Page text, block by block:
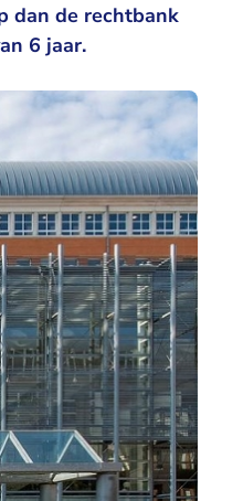
dan de rechtbank
6 jaar.